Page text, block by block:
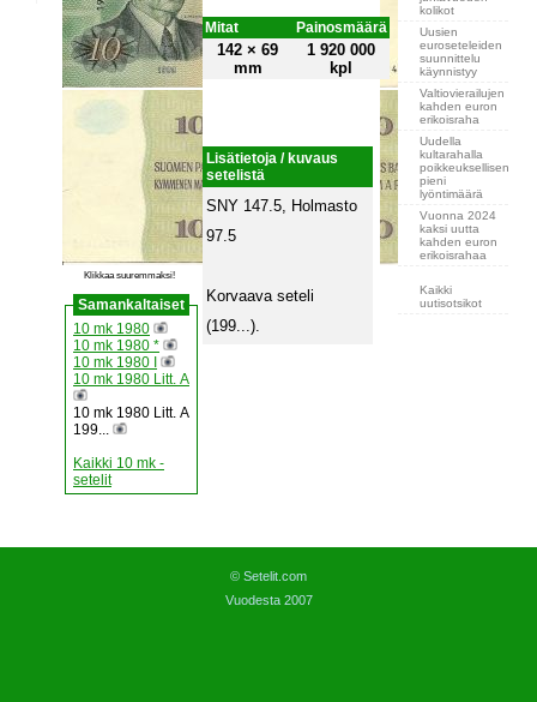
Klikkaa suuremmaksi!
Samankaltaiset
10 mk 1980
10 mk 1980 *
10 mk 1980 I
10 mk 1980 Litt. A
10 mk 1980 Litt. A
199...
Kaikki 10 mk -
setelit
Mitat Painosmäärä
142 × 69
mm
1 920 000
kpl
Lisätietoja / kuvaus
setelistä
SNY 147.5, Holmasto
97.5
Korvaava seteli
(199...).
kolikot
Uusien
euroseteleiden
suunnittelu
käynnistyy
Valtiovierailujen
kahden euron
erikoisraha
Uudella
kultarahalla
poikkeuksellisen
pieni
lyöntimäärä
Vuonna 2024
kaksi uutta
kahden euron
erikoisrahaa
Kaikki
uutisotsikot
© Setelit.com
Vuodesta 2007